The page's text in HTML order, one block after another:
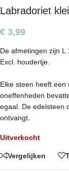
Labradoriet
€ 3,99
De afmetingen zijn L
Excl. houdertje.
Elke steen heeft
oneffenheden
egaal. De edelsteen
ontvangt.
Uitverkocht
Vergelijken